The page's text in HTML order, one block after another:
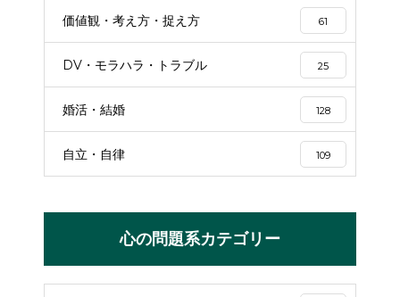
価値観・考え方・捉え方 61
DV・モラハラ・トラブル 25
婚活・結婚 128
自立・自律 109
心の問題系カテゴリー